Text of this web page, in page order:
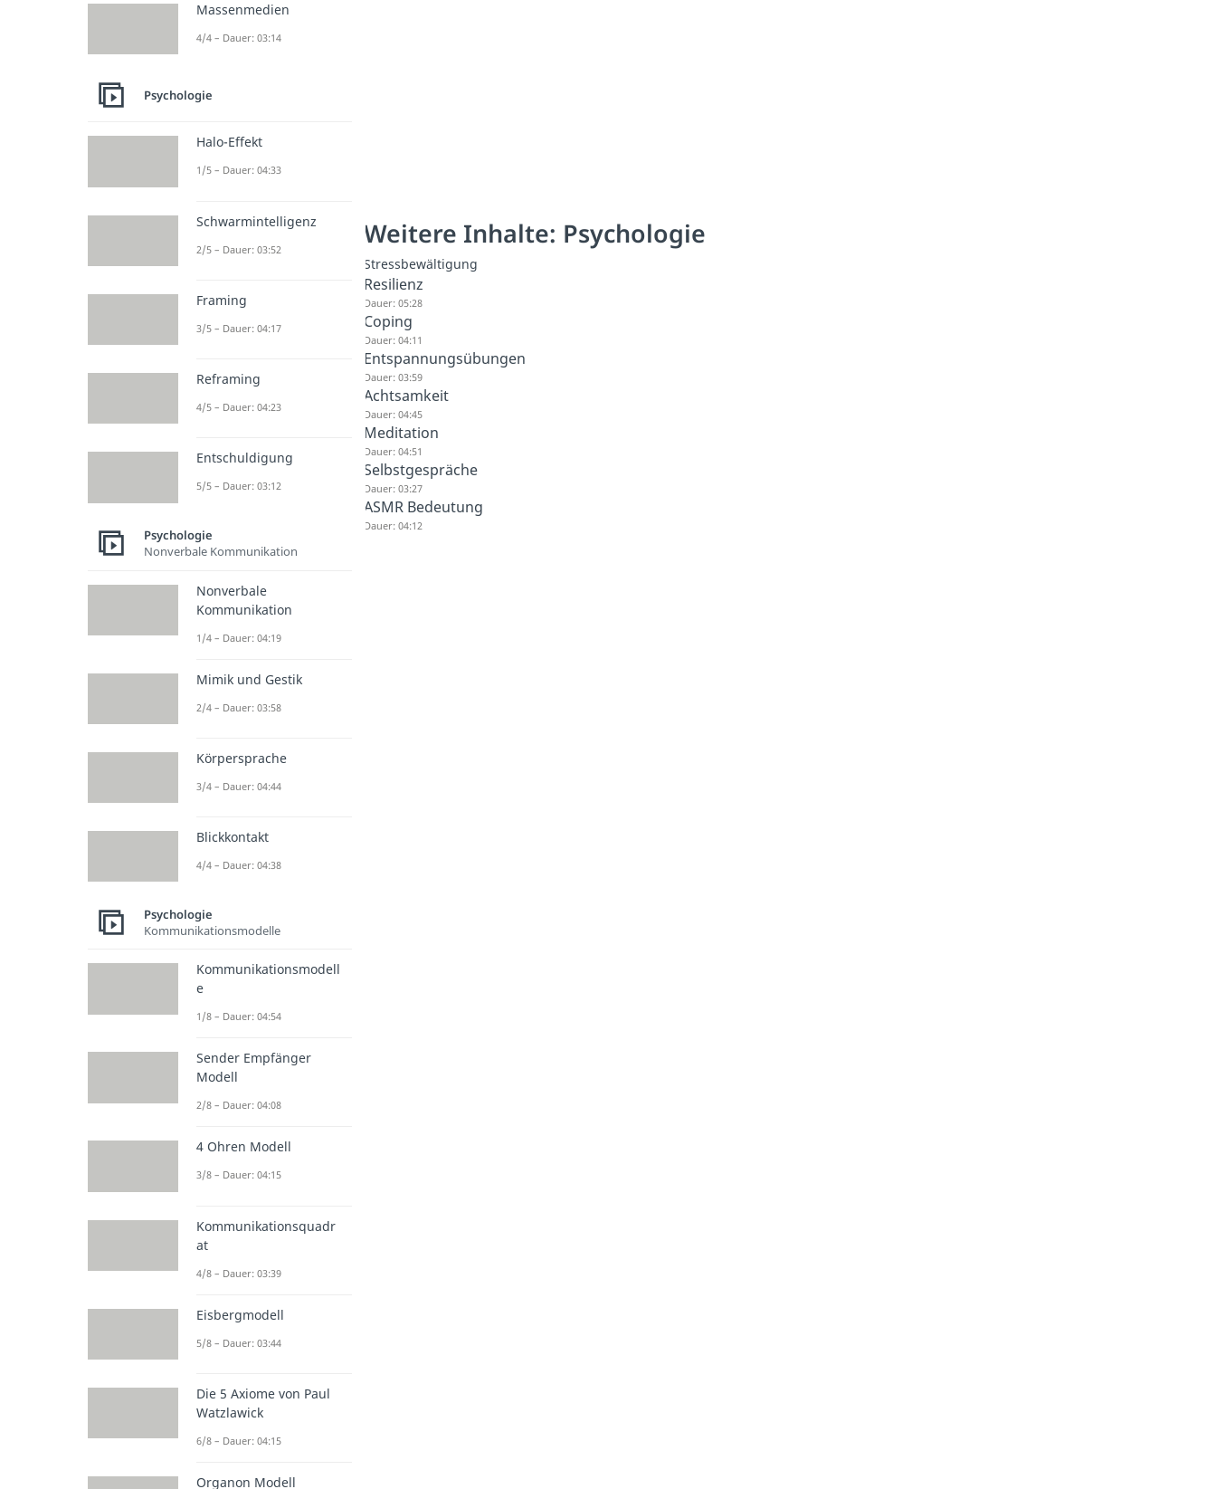
Weitere Inhalte: Psychologie
Stressbewältigung
Resilienz
Dauer: 05:28
Coping
Dauer: 04:11
Entspannungsübungen
Dauer: 03:59
Achtsamkeit
Dauer: 04:45
Meditation
Dauer: 04:51
Selbstgespräche
Dauer: 03:27
ASMR Bedeutung
Dauer: 04:12
Massenmedien
4/4 – Dauer: 03:14
Psychologie
Halo-Effekt
1/5 – Dauer: 04:33
Schwarmintelligenz
2/5 – Dauer: 03:52
Framing
3/5 – Dauer: 04:17
Reframing
4/5 – Dauer: 04:23
Entschuldigung
5/5 – Dauer: 03:12
Psychologie
Nonverbale Kommunikation
Nonverbale
Kommunikation
1/4 – Dauer: 04:19
Mimik und Gestik
2/4 – Dauer: 03:58
Körpersprache
3/4 – Dauer: 04:44
Blickkontakt
4/4 – Dauer: 04:38
Psychologie
Kommunikationsmodelle
Kommunikationsmodell
e
1/8 – Dauer: 04:54
Sender Empfänger
Modell
2/8 – Dauer: 04:08
4 Ohren Modell
3/8 – Dauer: 04:15
Kommunikationsquadr
at
4/8 – Dauer: 03:39
Eisbergmodell
5/8 – Dauer: 03:44
Die 5 Axiome von Paul
Watzlawick
6/8 – Dauer: 04:15
Organon Modell